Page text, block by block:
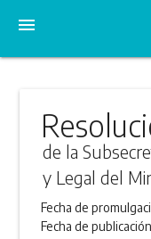
menu
de la
y Legal del
Fecha de
Fecha de